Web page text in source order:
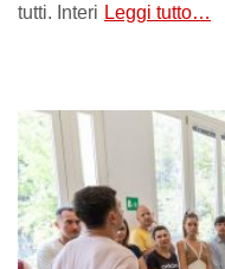
tutti. Interi Leggi tutto…